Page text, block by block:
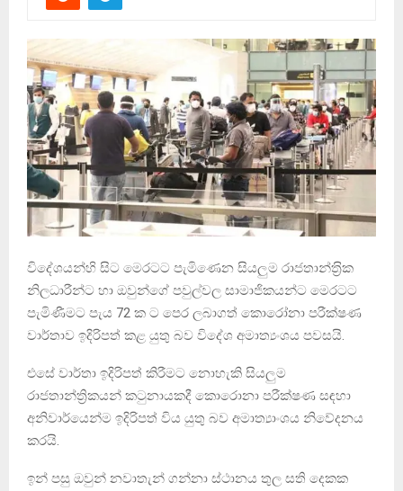
විදේශයන්හි සිට මෙරටට පැමිණෙන සියලුම රාජතාන්ත‍්‍රික
නිලධාරීන්ට හා ඔවුන්ගේ පවුල්වල සාමාජිකයන්ට මෙරටට
පැමිණීමට පැය 72 ක ට පෙර ලබාගත් කොරෝනා පරීක්ෂණ
වාර්තාව ඉදිරිපත් කළ යුතු බව විදේශ අමාත්‍යංශය පවසයි.
එසේ වාර්තා ඉදිරිපත් කිරීමට නොහැකි සියලුම
රාජතාන්ත්‍රිකයන් කටුනායකදී කොරොනා පරීක්ෂණ සඳහා
අනිවාර්යෙන්ම ඉදිරිපත් විය යුතු බව අමාත්‍යාංශය නිවේදනය
කරයි.
ඉන් පසු ඔවුන් නවාතැන් ගන්නා ස්ථානය තුල සති දෙකක